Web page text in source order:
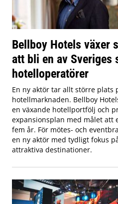
Bellboy Hotels växer
att bli en av Sveriges
hotelloperatörer
En ny aktör tar allt större plats
hotellmarknaden. Bellboy
en växande hotellportfölj och
expansionsplan med målet att
fem år. För mötes- och
en ny aktör med tydligt fokus
attraktiva destinationer.